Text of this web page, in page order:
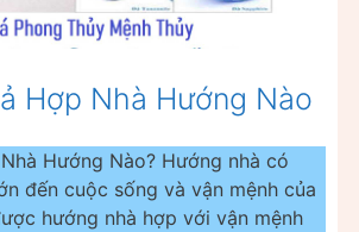
Hợp Nhà Hướng Nào
Hướng Nào? Hướng nhà có
đến cuộc sống và vận mệnh của
hướng nhà hợp với vận mệnh